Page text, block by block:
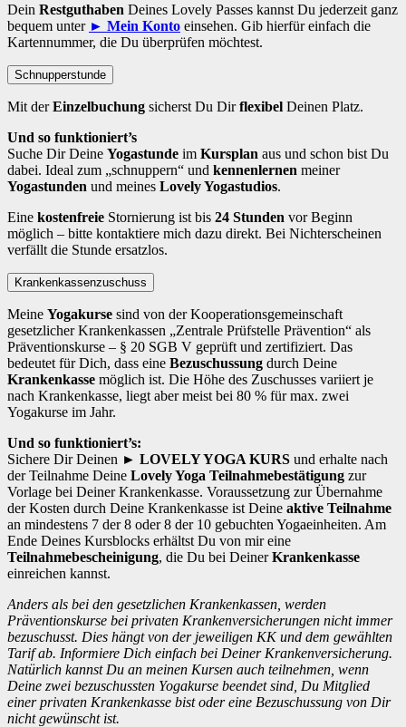
Dein Restguthaben Deines Lovely Passes kannst Du jederzeit ganz
bequem unter ► Mein Konto einsehen. Gib hierfür einfach die
Kartennummer, die Du überprüfen möchtest.
Schnupperstunde
Mit derEinzelbuchung sicherst Du Dirflexibel Deinen Platz.
Und so funktioniert’s
Suche Dir Deine Yogastunde im Kursplan aus und schon bist Du
dabei. Ideal zum „schnuppern“ und kennenlernen meiner
Yogastunden und meines Lovely Yogastudios.
Eine kostenfreie Stornierung ist bis 24 Stunden vor Beginn
möglich – bitte kontaktiere mich dazu direkt. Bei Nichterscheinen
verfällt die Stunde ersatzlos.
Krankenkassenzuschuss
Meine Yogakurse sind von der Kooperationsgemeinschaft
gesetzlicher Krankenkassen „Zentrale Prüfstelle Prävention“ als
Präventionskurse – § 20 SGB V geprüft und zertifiziert. Das
bedeutet für Dich, dass eine Bezuschussung durch Deine
Krankenkasse möglich ist. Die Höhe des Zuschusses variiert je
nach Krankenkasse, liegt aber meist bei 80 % für max. zwei
Yogakurse im Jahr.
Und so funktioniert’s:
Sichere Dir Deinen ► LOVELY YOGA KURS und erhalte nach
der Teilnahme Deine Lovely Yoga Teilnahmebestätigung zur
Vorlage bei Deiner Krankenkasse. Voraussetzung zur Übernahme
der Kosten durch Deine Krankenkasse ist Deine aktive Teilnahme
an mindestens 7 der 8 oder 8 der 10 gebuchten Yogaeinheiten. Am
Ende Deines Kursblocks erhältst Du von mir eine
Teilnahmebescheinigung, die Du bei DeinerKrankenkasse
einreichen kannst.
Anders als bei den gesetzlichen Krankenkassen, werden
Präventionskurse bei privaten Krankenversicherungen nicht immer
bezuschusst. Dies hängt von der jeweiligen KK und dem gewählten
Tarif ab. Informiere Dich einfach bei Deiner Krankenversicherung.
Natürlich kannst Du an meinen Kursen auch teilnehmen, wenn
Deine zwei bezuschussten Yogakurse beendet sind, Du Mitglied
einer privaten Krankenkasse bist oder eine Bezuschussung von Dir
nicht gewünscht ist.